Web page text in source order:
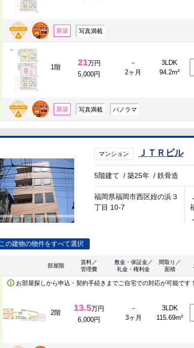
新築 写真満載
1階 21万円
5,000円
－
2ヶ月
3LDK
94.2m²
新築 写真満載 パノラマ
マンション ＪＴＲビル
5階建て /築25年 /鉄骨造
福岡県福岡市西区姪の浜３
丁目 10-7
この建物の物件をすべて選択
部屋階
賃料／
管理費
敷金・保証金／
礼金・権利金
間取り／
面積
お部屋探しから申込・契約手続きまでご自宅での対応が可能です！
2階 13.5万円
6,000円
－
3ヶ月
3LDK
115.69m²